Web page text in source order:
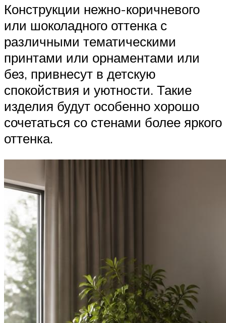
Конструкции нежно-коричневого
или шоколадного оттенка с
различными тематическими
принтами или орнаментами или
без, привнесут в детскую
спокойствия и уютности. Такие
изделия будут особенно хорошо
сочетаться со стенами более яркого
оттенка.